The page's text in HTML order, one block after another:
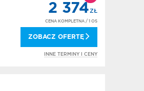
2 374ZŁ
CENA KOMPLETNA / 1 OS
ZOBACZ OFERTĘ
INNE TERMINY I CENY